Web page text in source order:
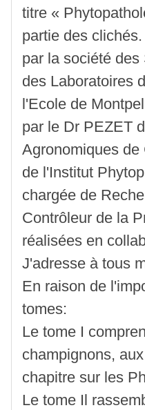
titre «
partie des
par la société
des Laboratoires
l'Ecole de
par le Dr PEZET
Agronomiques
de l'Institut
chargée de
Contrôleur de la
réalisées en
J'adresse à tous
En raison de
tomes:
Le tome I
champignons,
chapitre sur les
Le tome Il